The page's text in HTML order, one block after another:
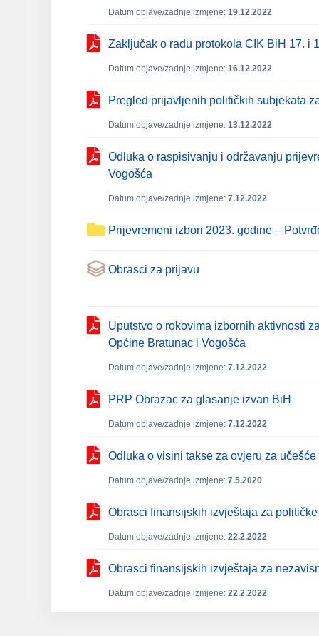
Datum objave/zadnje izmjene: 19.12.2022
Zaključak o radu protokola CIK BiH 17. i
Datum objave/zadnje izmjene: 16.12.2022
Pregled prijavljenih političkih subjekata
Datum objave/zadnje izmjene: 13.12.2022
Odluka o raspisivanju i održavanju
Vogošća
Datum objave/zadnje izmjene: 7.12.2022
Prijevremeni izbori 2023. godine –
Obrasci za prijavu
Uputstvo o rokovima izbornih aktivnosti
Općine Bratunac i Vogošća
Datum objave/zadnje izmjene: 7.12.2022
PRP Obrazac za glasanje izvan BiH
Datum objave/zadnje izmjene: 7.12.2022
Odluka o visini takse za ovjeru za
Datum objave/zadnje izmjene: 7.5.2020
Obrasci finansijskih izvještaja za
Datum objave/zadnje izmjene: 22.2.2022
Obrasci finansijskih izvještaja za
Datum objave/zadnje izmjene: 22.2.2022